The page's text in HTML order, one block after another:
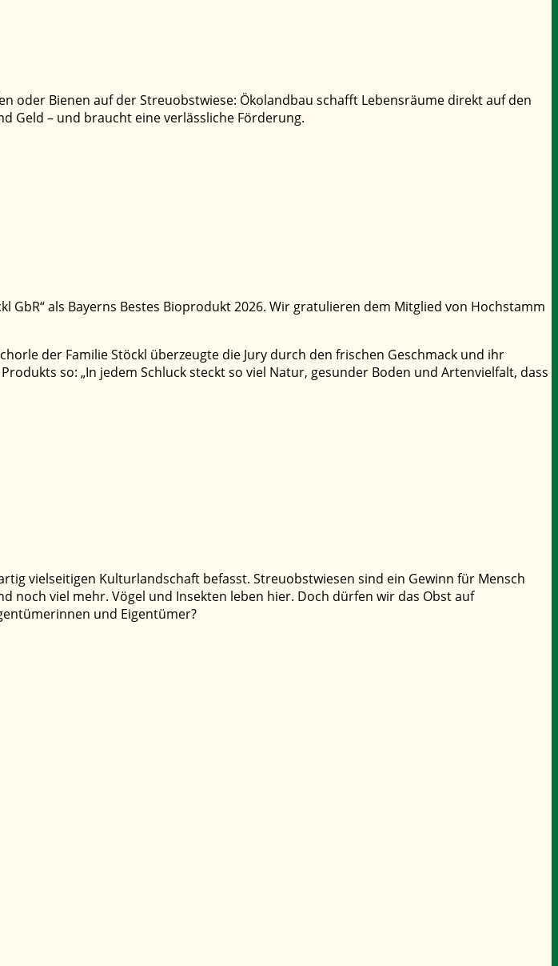
oder Bienen auf der Streuobstwiese: Ökolandbau schafft Lebensräume direkt auf den
Geld – und braucht eine verlässliche Förderung.
als Bayerns Bestes Bioprodukt 2026. Wir gratulieren dem Mitglied von Hochstamm
der Familie Stöckl überzeugte die Jury durch den frischen Geschmack und ihr
so: „In jedem Schluck steckt so viel Natur, gesunder Boden und Artenvielfalt, dass
vielseitigen Kulturlandschaft befasst. Streuobstwiesen sind ein Gewinn für Mensch
noch viel mehr. Vögel und Insekten leben hier. Doch dürfen wir das Obst auf
und Eigentümer?